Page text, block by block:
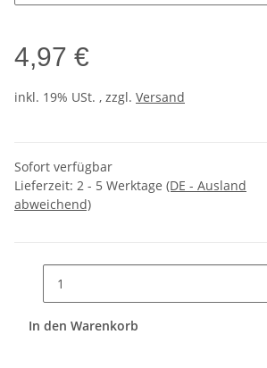
4,97 €
inkl. 19% USt. , zzgl. Versand
Sofort verfügbar
Lieferzeit: 2 - 5 Werktage (DE - Ausland
abweichend)
In den Warenkorb